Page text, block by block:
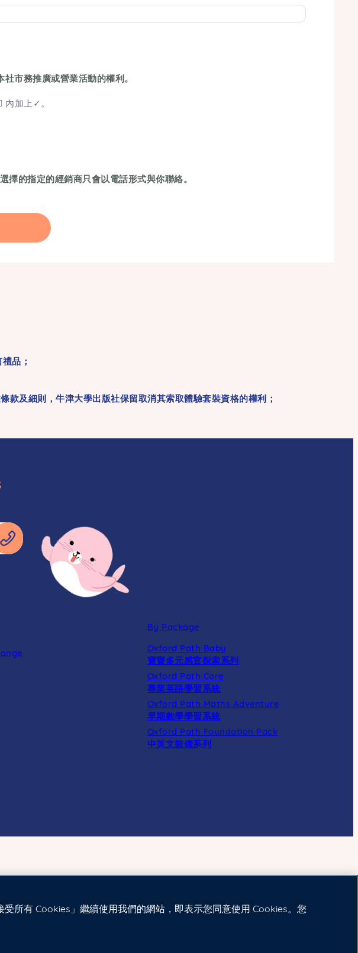
市務推廣或營業活動的權利。
內加上✓。
擇的指定的經銷商只會以電話形式與你聯絡。
品；
及細則，牛津大學出版社保留取消其索取體驗套裝資格的權利；
By Package
Oxford Path Baby
寶寶多元感官探索系列
Oxford Path Core
專業英語學習系統
Oxford Path Maths Adventure
早期數學學習系統
Oxford Path Foundation Pack
中英文裝備系列
所有 Cookies」繼續使用我們的網站，即表示您同意使用 Cookies。您